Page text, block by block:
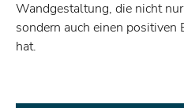
Wandgestaltung, die nicht
sondern auch einen
hat.